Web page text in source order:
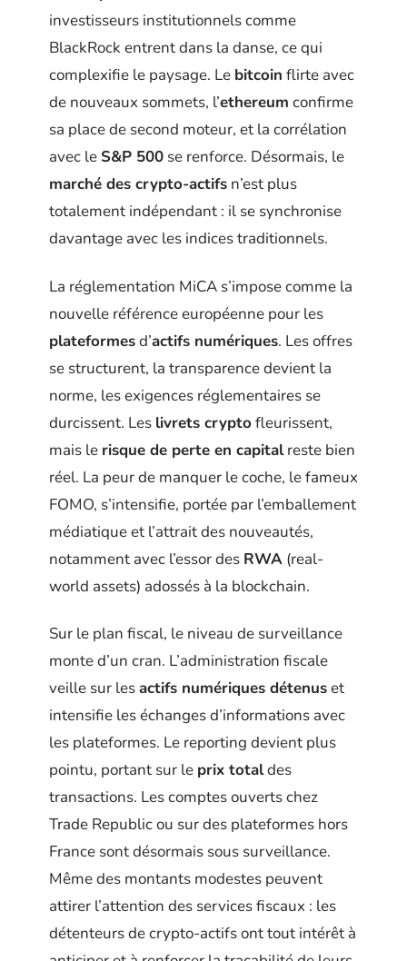
investisseurs institutionnels comme
BlackRock entrent dans la danse, ce qui
complexifie le paysage. Le bitcoin flirte avec
de nouveaux sommets, l’ethereum confirme
sa place de second moteur, et la corrélation
avec le S&P 500 se renforce. Désormais, le
marché des crypto-actifs n’est plus
totalement indépendant : il se synchronise
davantage avec les indices traditionnels.
La réglementation MiCA s’impose comme la
nouvelle référence européenne pour les
plateformesd’actifs numériques. Les offres
se structurent, la transparence devient la
norme, les exigences réglementaires se
durcissent. Les livrets crypto fleurissent,
mais le risque de perte en capitalreste bien
réel. La peur de manquer le coche, le fameux
FOMO, s’intensifie, portée par l’emballement
médiatique et l’attrait des nouveautés,
notamment avec l’essor des RWA (real-
world assets) adossés à la blockchain.
Sur le plan fiscal, le niveau de surveillance
monte d’un cran. L’administration fiscale
veille sur lesactifs numériques détenuset
intensifie les échanges d’informations avec
les plateformes. Le reporting devient plus
pointu, portant sur le prix totaldes
transactions. Les comptes ouverts chez
Trade Republic ou sur des plateformes hors
France sont désormais sous surveillance.
Même des montants modestes peuvent
attirer l’attention des services fiscaux : les
détenteurs de crypto-actifs ont tout intérêt à